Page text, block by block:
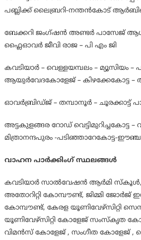
പബ്ലിക്ക് ലൈബ്രറി-നന്തൻകോട്
ബേക്കറി ജംഗ്ഷൻ അണ്ടർ പാസേജ്
ഫ്ലൈഓവർ ജീവി രാജ – പി എം ജി
കവടിയാർ – വെള്ളയമ്പലം – മ്യൂസിയം –
ആയുർവേദകോളേജ് – കിഴക്കേകോട്ട –
ഓവർബ്രിഡ്ജ് – തമ്പാനൂർ – ചൂരക്കാട്ട്
അട്ടകുളങ്ങര റോഡ് വെട്ടിമുറിച്ചകോട്ട –
മിത്രാനന്ദപുരം -പടിഞ്ഞാറേകോട്ട-
വാഹന പാർക്കിംഗ് സ്ഥലങ്ങൾ
കവടിയാർ സാൽവേഷൻ ആർമി സ്കൂൾ,
അതോറിറ്റി കോമ്പൗണ്ട്, ജിമ്മി ജോർജ്
കോമ്പൗണ്ട്, കേരള യൂണിവേഴ്സിറ്റി
യൂണിവേഴ്സിറ്റി കോളേജ് സംസ്കൃത
വിമൻസ് കോളേജ് , സംഗീത കോളേജ്